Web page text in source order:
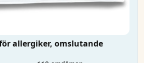
allergiker, omslutande